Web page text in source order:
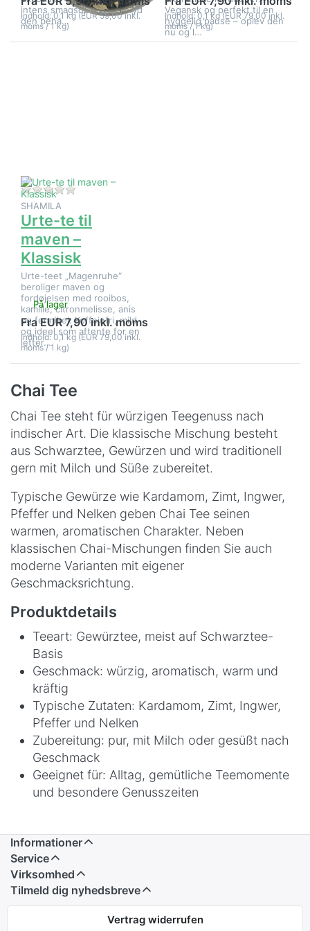
intens smagsoplevelse. Nyd
den beha…
Indhold: 0,1 kg (EUR 59,00 inkl.
moms / 1 kg)
Vegansk og perfekt til en
hyggelig pause – oplev den
nu og l…
Indhold: 0,1 kg (EUR 79,00 inkl.
moms / 1 kg)
Der er endnu ingen anmeldelser af dette produkt.
SHAMILA
Urte-te til
maven –
Klassisk
Urte-teet „Magenruhe“
beroliger maven og
fordøjelsen med rooibos,
kamille, citronmelisse, anis
og fennikel. Koffeinfri, mild
og ideel som aftente for en
letter…
På lager
Fra EUR 7,90 inkl. moms
Indhold: 0,1 kg (EUR 79,00 inkl.
moms / 1 kg)
Chai Tee
Chai Tee steht für würzigen Teegenuss nach
indischer Art. Die klassische Mischung besteht
aus Schwarztee, Gewürzen und wird traditionell
gern mit Milch und Süße zubereitet.
Typische Gewürze wie Kardamom, Zimt, Ingwer,
Pfeffer und Nelken geben Chai Tee seinen
warmen, aromatischen Charakter. Neben
klassischen Chai-Mischungen finden Sie auch
moderne Varianten mit eigener
Geschmacksrichtung.
Produktdetails
Teeart: Gewürztee, meist auf Schwarztee-
Basis
Geschmack: würzig, aromatisch, warm und
kräftig
Typische Zutaten: Kardamom, Zimt, Ingwer,
Pfeffer und Nelken
Zubereitung: pur, mit Milch oder gesüßt nach
Geschmack
Geeignet für: Alltag, gemütliche Teemomente
und besondere Genusszeiten
Informationer
Service
Virksomhed
Tilmeld dig nyhedsbreve
Vertrag widerrufen